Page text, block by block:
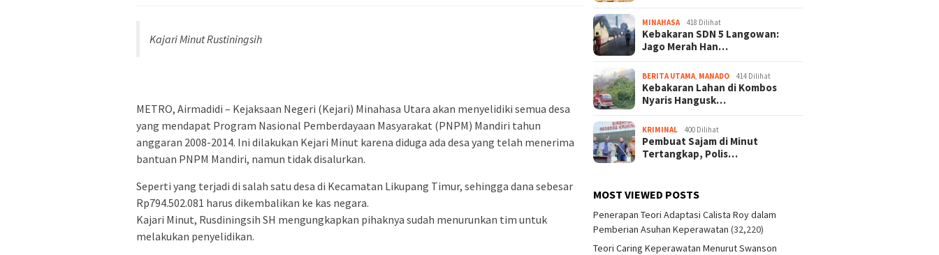
Kajari Minut Rustiningsih
METRO, Airmadidi – Kejaksaan Negeri (Kejari) Minahasa Utara akan menyelidiki semua desa
yang mendapat Program Nasional Pemberdayaan Masyarakat (PNPM) Mandiri tahun
anggaran 2008-2014. Ini dilakukan Kejari Minut karena diduga ada desa yang telah menerima
bantuan PNPM Mandiri, namun tidak disalurkan.
Seperti yang terjadi di salah satu desa di Kecamatan Likupang Timur, sehingga dana sebesar
Rp794.502.081 harus dikembalikan ke kas negara.
Kajari Minut, Rusdiningsih SH mengungkapkan pihaknya sudah menurunkan tim untuk
melakukan penyelidikan.
MINAHASA 418 Dilihat
Kebakaran SDN 5 Langowan:
Jago Merah Han…
BERITA UTAMA, MANADO 414 Dilihat
Kebakaran Lahan di Kombos
Nyaris Hangusk…
KRIMINAL 400 Dilihat
Pembuat Sajam di Minut
Tertangkap, Polis…
MOST VIEWED POSTS
Penerapan Teori Adaptasi Calista Roy dalam
Pemberian Asuhan Keperawatan (32,220)
Teori Caring Keperawatan Menurut Swanson